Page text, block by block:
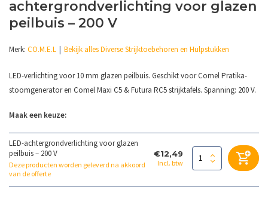
achtergrondverlichting voor glazen
peilbuis – 200 V
Merk: CO.M.E.L Bekijk alles Diverse Strijktoebehoren en Hulpstukken
LED-verlichting voor 10 mm glazen peilbuis. Geschikt voor Comel Pratika-
stoomgenerator en Comel Maxi C5 & Futura RC5 strijktafels. Spanning: 200 V.
Maak een keuze:
LED-achtergrondverlichting voor glazen
peilbuis – 200 V
Deze producten worden geleverd na akkoord
van de offerte
€12,49
Incl. btw